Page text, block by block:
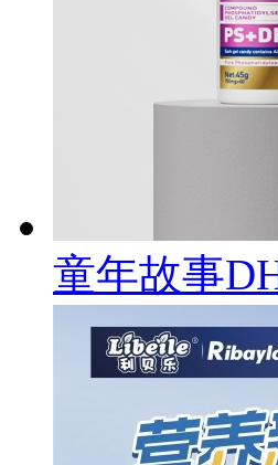
童年故事